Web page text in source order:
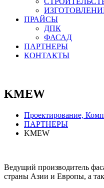
ПРАЙСЫ
ДПК
ФАСАД
ПАРТНЕРЫ
КОНТАКТЫ
KMEW
Проектирование,
ПАРТНЕРЫ
KMEW
Ведущий производитель
страны Азии и Европы, а